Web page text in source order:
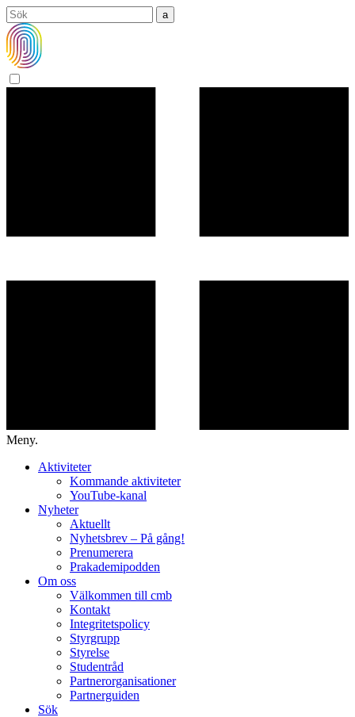
Sök
efter:
Meny.
Aktiviteter
Kommande aktiviteter
YouTube-kanal
Nyheter
Aktuellt
Nyhetsbrev – På gång!
Prenumerera
Prakademipodden
Om oss
Välkommen till cmb
Kontakt
Integritetspolicy
Styrgrupp
Styrelse
Studentråd
Partnerorganisationer
Partnerguiden
Sök